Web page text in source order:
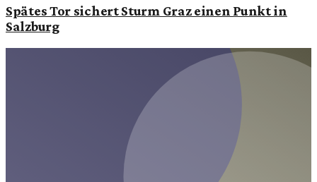
Spätes Tor sichert Sturm Graz einen Punkt in
Salzburg